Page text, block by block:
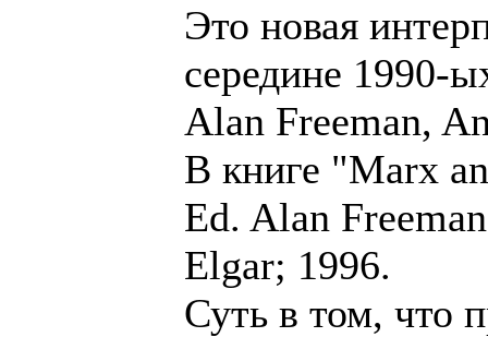
Это новая
середине 1990-
Alan Freeman,
В книге "Marx
Ed. Alan
Elgar; 1996.
Суть в том, что